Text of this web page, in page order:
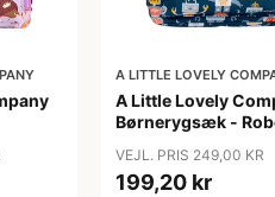
A LITTLE LOVELY
A Little Lovely
Børnerygsæk -
VEJL. PRIS 249,00 KR
199,20 kr